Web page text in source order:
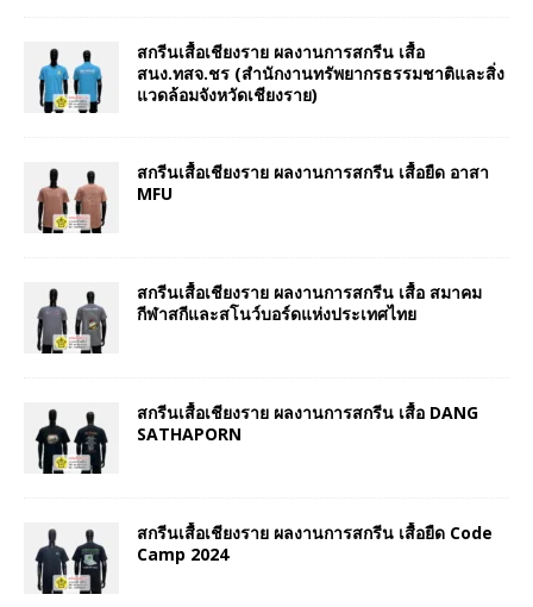
สกรีนเสื้อเชียงราย ผลงานการสกรีน เสื้อ
สนง.ทสจ.ชร (สำนักงานทรัพยากรธรรมชาติและสิ่ง
แวดล้อมจังหวัดเชียงราย)
สกรีนเสื้อเชียงราย ผลงานการสกรีน เสื้อยืด อาสา
MFU
สกรีนเสื้อเชียงราย ผลงานการสกรีน เสื้อ สมาคม
กีฬาสกีและสโนว์บอร์ดแห่งประเทศไทย
สกรีนเสื้อเชียงราย ผลงานการสกรีน เสื้อ DANG
SATHAPORN
สกรีนเสื้อเชียงราย ผลงานการสกรีน เสื้อยืด Code
Camp 2024